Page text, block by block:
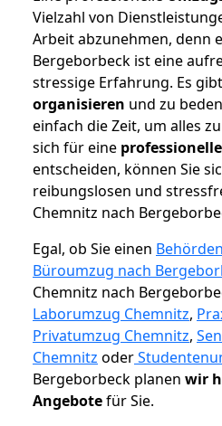
Vielzahl von
Arbeit abzunehmen, denn
Bergeborbeck ist eine
stressige Erfahrung. Es
organisieren und zu
einfach die Zeit, um alles
sich für eine
entscheiden, können Sie
reibungslosen und
Chemnitz nach
Egal, ob Sie einen
Büroumzug nach
Chemnitz nach
Laborumzug Chemnitz,
Privatumzug Chemnitz,
Chemnitz oder
Bergeborbeck planen wir
Angebotefür Sie.